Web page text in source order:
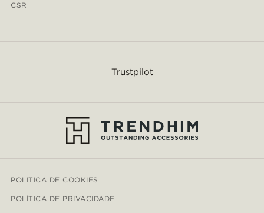
CSR
Trustpilot
POLITICA DE COOKIES
POLÍTICA DE PRIVACIDADE